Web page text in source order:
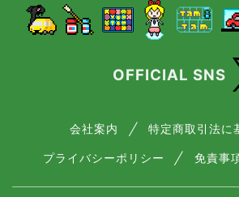
OFFICIAL SNS
会社案内 特定商取引法に
プライバシーポリシー 免責事